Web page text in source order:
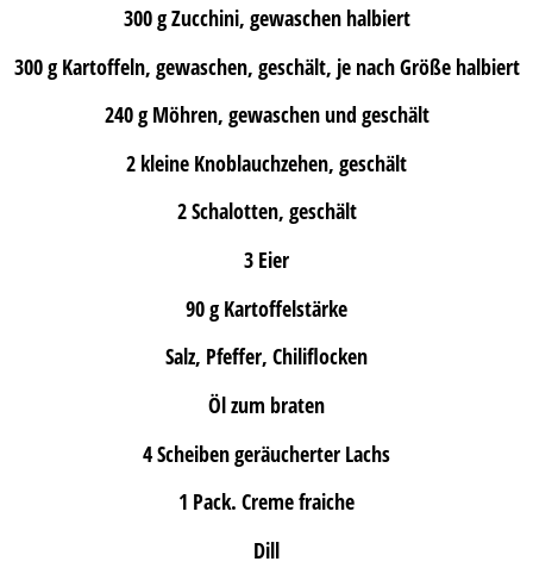
300 g Zucchini, gewaschen halbiert
300 g Kartoffeln, gewaschen, geschält, je nach Größe halbiert
240 g Möhren, gewaschen und geschält
2 kleine Knoblauchzehen, geschält
2 Schalotten, geschält
3 Eier
90 g Kartoffelstärke
Salz, Pfeffer, Chiliflocken
Öl zum braten
4 Scheiben geräucherter Lachs
1 Pack. Creme fraiche
Dill